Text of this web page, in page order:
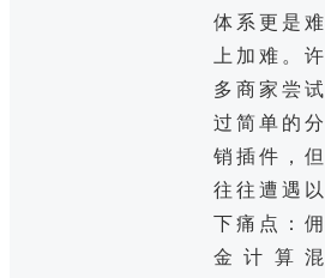
体系更是难
上加难。许
多商家尝试
过简单的分
销插件，但
往往遭遇以
下痛点：佣
金计算混